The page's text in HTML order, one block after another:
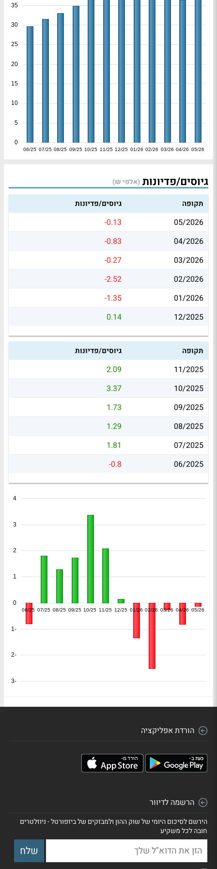
06/25 07/25 08/25 09/25 10/25 11/25 12/25 01/26 02/26 03/26 04/26 05/26
0
5
10
15
20
25
30
35
גיוסים/פדיונות (אלפי ₪)
תקופה גיוסים/פדיונות
05/2026
-0.13
04/2026
-0.83
03/2026
-0.27
02/2026
-2.52
01/2026
-1.35
12/2025
0.14
תקופה גיוסים/פדיונות
11/2025
2.09
10/2025
3.37
09/2025
1.73
08/2025
1.29
07/2025
1.81
06/2025
-0.8
06/25 07/25 08/25 09/25 10/25 11/25 12/25 01/26 02/26 03/26 04/26 05/26
-3
-2
-1
0
1
2
3
4
הורדת אפליקציה
הרשמה לדיוור
הירשם לסיכום היומי של שוק ההון ולמבזקים של ביזפורטל - ניוזלטרים
חובה לכל משקיע